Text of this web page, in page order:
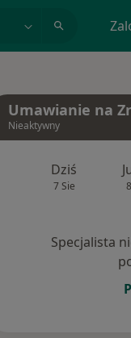
Umawianie na
Nieaktywny
Dziś
7 Sie
Specjalista